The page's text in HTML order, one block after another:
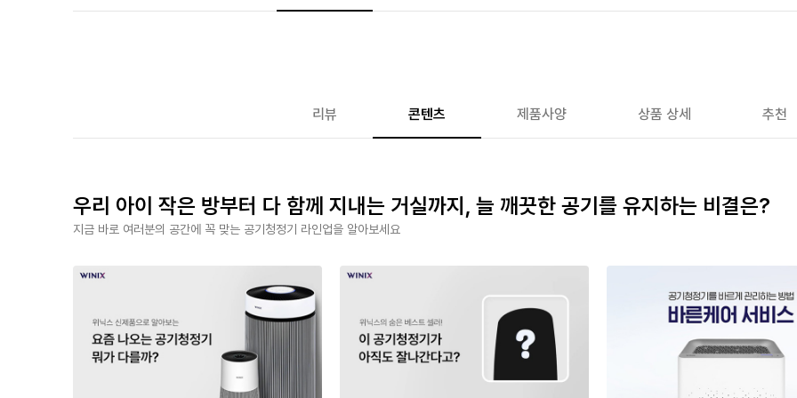
리뷰 콘텐츠 제품사양 상품 상세 추천
우리 아이 작은 방부터 다 함께 지내는 거실까지, 늘 깨끗한 공기를 유지하는 비결은?
지금 바로 여러분의 공간에 꼭 맞는 공기청정기 라인업을 알아보세요